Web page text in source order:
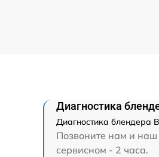
Диагностика
Диагностика блендера
Позвоните нам и наш
сервисном - 2 часа.